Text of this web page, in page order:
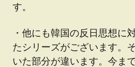
す。
・他にも韓国の反日思想に
たシリーズがございます。
いた部分が違います。今ま